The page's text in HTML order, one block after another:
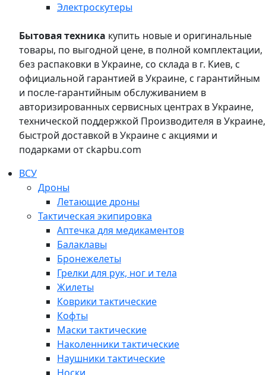
Электроскутеры
Бытовая техника купить новые и оригинальные
товары, по выгодной цене, в полной комплектации,
без распаковки в Украине, со склада в г. Киев, с
официальной гарантией в Украине, с гарантийным
и после-гарантийным обслуживанием в
авторизированных сервисных центрах в Украине,
технической поддержкой Производителя в Украине,
быстрой доставкой в Украине с акциями и
подарками от ckapbu.com
ВСУ
Дроны
Летающие дроны
Тактическая экипировка
Аптечка для медикаментов
Балаклавы
Бронежелеты
Грелки для рук, ног и тела
Жилеты
Коврики тактические
Кофты
Маски тактические
Наколенники тактические
Наушники тактические